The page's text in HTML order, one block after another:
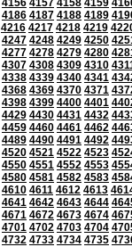
4156 4157 4158 4159
4186 4187 4188 4189
4216 4217 4218 4219
4247 4248 4249 4250
4277 4278 4279 4280
4307 4308 4309 4310
4338 4339 4340 4341
4368 4369 4370 4371
4398 4399 4400 4401
4429 4430 4431 4432
4459 4460 4461 4462
4489 4490 4491 4492
4520 4521 4522 4523
4550 4551 4552 4553
4580 4581 4582 4583
4610 4611 4612 4613
4641 4642 4643 4644
4671 4672 4673 4674
4701 4702 4703 4704
4732 4733 4734 4735